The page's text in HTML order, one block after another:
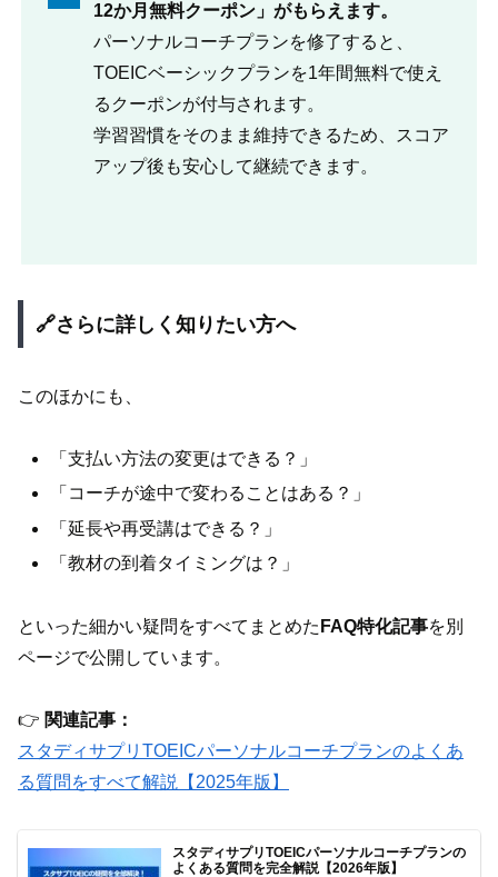
12か月無料クーポン」がもらえます。
パーソナルコーチプランを修了すると、
TOEICベーシックプランを1年間無料で使え
るクーポンが付与されます。
学習習慣をそのまま維持できるため、スコア
アップ後も安心して継続できます。
🔗さらに詳しく知りたい方へ
このほかにも、
「支払い方法の変更はできる？」
「コーチが途中で変わることはある？」
「延長や再受講はできる？」
「教材の到着タイミングは？」
といった細かい疑問をすべてまとめた FAQ特化記事を別
ページで公開しています。
👉 関連記事：
スタディサプリTOEICパーソナルコーチプランのよくあ
る質問をすべて解説【2025年版】
スタディサプリTOEICパーソナルコーチプランの
よくある質問を完全解説【2026年版】